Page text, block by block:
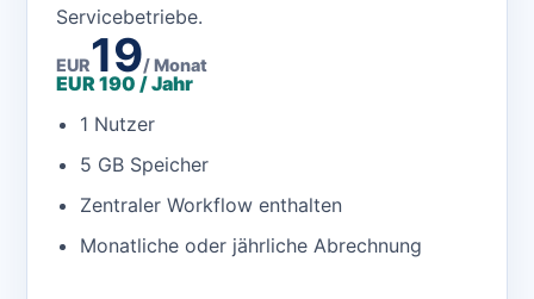
Servicebetriebe.
EUR19/ Monat
EUR 190 / Jahr
1 Nutzer
5 GB Speicher
Zentraler Workflow enthalten
Monatliche oder jährliche Abrechnung